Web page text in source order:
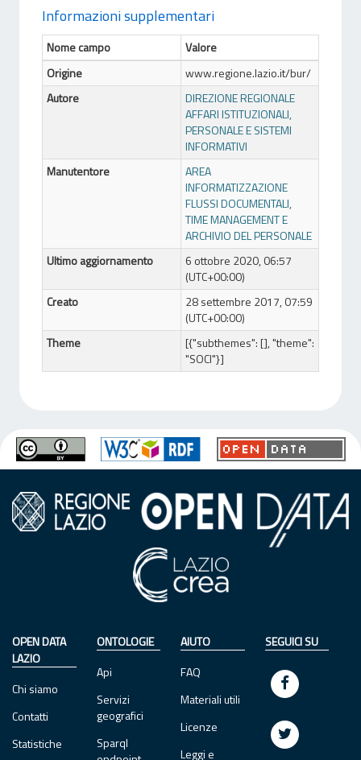
Informazioni supplementari
Nome campo
Valore
Origine
www.regione.lazio.it/bur/
Autore
DIREZIONE REGIONALE
AFFARI ISTITUZIONALI,
PERSONALE E SISTEMI
INFORMATIVI
Manutentore
AREA
INFORMATIZZAZIONE
FLUSSI DOCUMENTALI,
TIME MANAGEMENT E
ARCHIVIO DEL PERSONALE
Ultimo aggiornamento
6 ottobre 2020, 06:57
(UTC+00:00)
Creato
28 settembre 2017, 07:59
(UTC+00:00)
Theme
[{"subthemes": [], "theme":
"SOCI"}]
OPEN DATA
LAZIO
Chi siamo
Contatti
Statistiche
ONTOLOGIE
Api
Servizi
geografici
Sparql
AIUTO
FAQ
Materiali utili
Licenze
Leggi e
SEGUICI SU